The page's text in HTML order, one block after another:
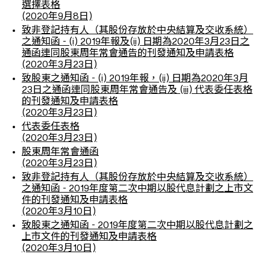
選擇表格
(2020年9月8日)
致非登記持有人（其股份存放於中央結算及交收系統）
之通知函 - (i) 2019年報及(ii) 日期為2020年3月23日之
通函連同股東周年常會通告的刊發通知及申請表格
(2020年3月23日)
致股東之通知函 - (i) 2019年報，(ii) 日期為2020年3月
23日之通函連同股東周年常會通告及 (iii) 代表委任表格
的刊發通知及申請表格
(2020年3月23日)
代表委任表格
(2020年3月23日)
股東周年常會通函
(2020年3月23日)
致非登記持有人（其股份存放於中央結算及交收系統）
之通知函 - 2019年度第二次中期以股代息計劃之上市文
件的刊發通知及申請表格
(2020年3月10日)
致股東之通知函 - 2019年度第二次中期以股代息計劃之
上市文件的刊發通知及申請表格
(2020年3月10日)